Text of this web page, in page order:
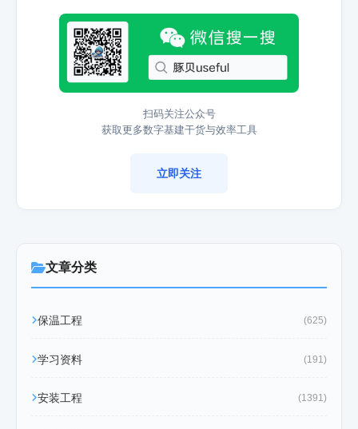
扫码关注公众号
获取更多数字基建干货与效率工具
立即关注
文章分类
保温工程 (625)
学习资料 (191)
安装工程 (1391)